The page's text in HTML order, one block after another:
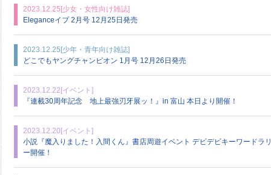
2023.12.25 [少女・女性向け雑誌]
Eleganceイブ 2月号 12月25日発売
2023.12.25 [少年・青年向け雑誌]
どこでもヤングチャンピオン 1月号 12月26日発売
2023.12.22 [イベント]
『連載30周年記念 地上最強刃牙展ッ！』in 富山 本日より開催！
2023.12.20 [イベント]
小説『魔入りました！入間くん』書店周遊イベント デビデビキーワードラリ
ー開催！